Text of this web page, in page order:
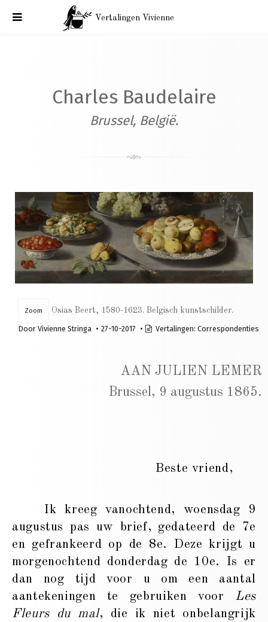
Vertalingen Vivienne
Charles Baudelaire
Brussel, België.
Zoom Osias Beert, 1580-1623. Belgisch kunstschilder.
Door Vivienne Stringa 27-10-2017 Vertalingen: Correspondenties
AAN JULIEN LEMER
Brussel, 9 augustus 1865.
Beste vriend,
Ik kreeg vanochtend, woensdag 9
augustus pas uw brief, gedateerd de 7e
en gefrankeerd op de 8e. Deze krijgt u
morgenochtend donderdag de 10e. Is er
dan nog tijd voor u om een aantal
aantekeningen te gebruiken voor Les
Fleurs du mal, die ik niet onbelangrijk